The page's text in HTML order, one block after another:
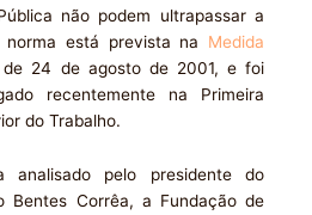
não podem ultrapassar a
está prevista na Medida
24 de agosto de 2001, e foi
recentemente na Primeira
do Trabalho.
analisado pelo presidente do
Bentes Corrêa, a Fundação de